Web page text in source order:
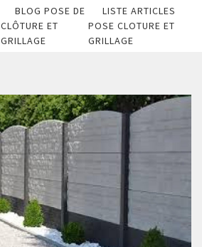
BLOG POSE DE
CLÔTURE ET
GRILLAGE
LISTE ARTICLES
POSE CLOTURE ET
GRILLAGE